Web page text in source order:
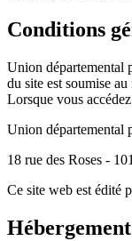
Conditions
Union départemental
du site est soumise
Lorsque vous
Union départemental
18 rue des Roses -
Ce site web est édité
Hébergement